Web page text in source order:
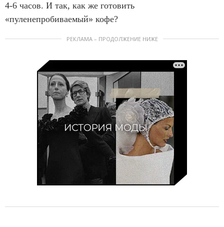
4-6 часов. И так, как же готовить
«пуленепробиваемый» кофе?
РЕКЛАМА – ПРОДОЛЖЕНИЕ НИЖЕ